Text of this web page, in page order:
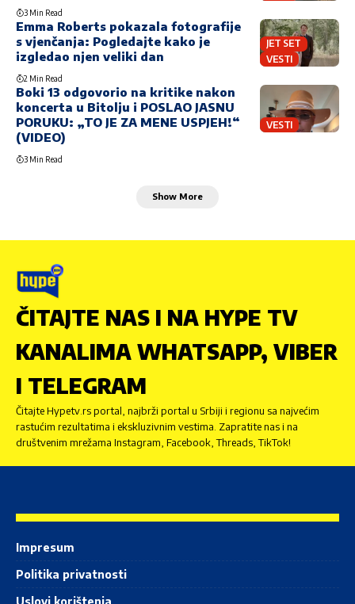
3 Min Read
JET SET
VESTI
Emma Roberts pokazala fotografije
s vjenčanja: Pogledajte kako je
izgledao njen veliki dan
2 Min Read
VESTI
Boki 13 odgovorio na kritike nakon
koncerta u Bitolju i POSLAO JASNU
PORUKU: „TO JE ZA MENE USPJEH!“
(VIDEO)
3 Min Read
Show More
ČITAJTE NAS I NA HYPE TV
KANALIMA WHATSAPP, VIBER
I TELEGRAM
Čitajte Hypetv.rs portal, najbrži portal u Srbiji i regionu sa najvećim
rastućim rezultatima i ekskluzivnim vestima. Zapratite nas i na
društvenim mrežama Instagram, Facebook, Threads, TikTok!
Impresum
Politika privatnosti